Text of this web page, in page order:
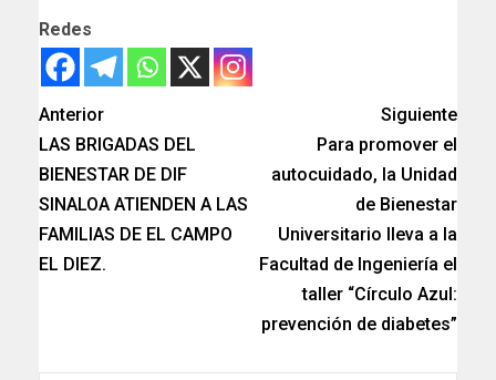
Redes
Anterior
LAS BRIGADAS DEL
BIENESTAR DE DIF
SINALOA ATIENDEN A LAS
FAMILIAS DE EL CAMPO
EL DIEZ.
Siguiente
Para promover el
autocuidado, la Unidad
de Bienestar
Universitario lleva a la
Facultad de Ingeniería el
taller “Círculo Azul:
prevención de diabetes”